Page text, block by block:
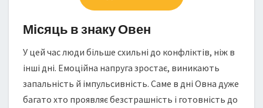
Місяць в знаку Овен
У цей час люди більше схильні до конфліктів, ніж в
інші дні. Емоційна напруга зростає, виникають
запальність й імпульсивність. Саме в дні Овна дуже
багато хто проявляє безстрашність і готовність до